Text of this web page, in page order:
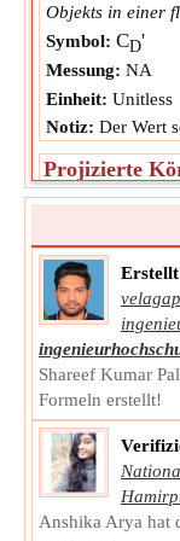
Objekts in einer
Symbol: CD'
Messung: NA
Einheit: Unitless
Notiz: Der Wert
Projizierte
Die projizierte
Fläche eines
seiner Form auf
Flüssigkeitsfluss.
Symbol:
Ap
Messung:
Einheit:m²
Notiz: Der Wert
Masse der
Die Masse der
Wassers, das
Mw
Shareef Kumar
Formeln erstellt!
Anshika Arya hat